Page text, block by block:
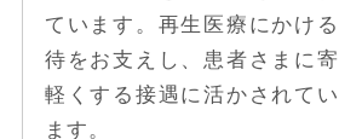
ています。再生医療にかけ
待をお支えし、患者さまに
軽くする接遇に活かされて
ます。